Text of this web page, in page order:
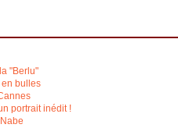
"Berlu"
en bulles
portrait inédit !